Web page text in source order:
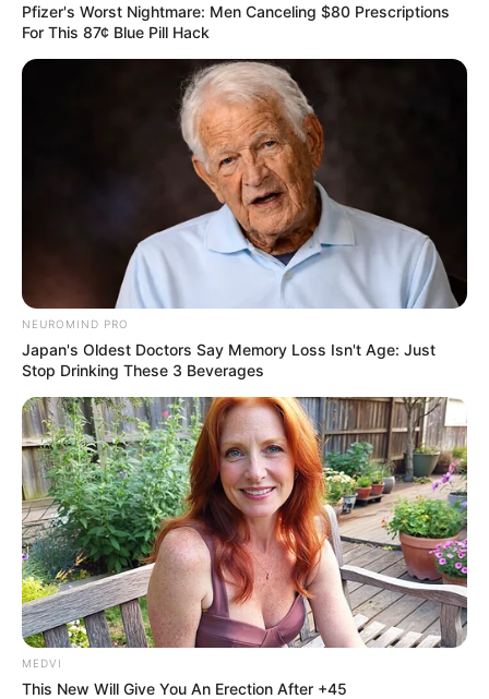
ควรตั้งโต๊ะสำหรับทำงาน ไว้ทางทิศตะวันตก หรือ ทิศ
ตะวันตกเฉียงใต้ ซึ่งเป็นตำแหน่งฮวงจุ้ยที่ดี และจะ
ช่วยให้ท่านผ่านเรื่องร้ายๆ ไปได้อย่างปลอดภัย
ควรตั้งเตียงนอน พัดลม และแอร์ ไว้ทางตำแหน่งทิศ
เหนือ ก็จะช่วยให้เกิดผลดีเพิ่มขึ้นด้วย
ไม่ควรเจาะ ตอก ตกแต่ง ซ่อมแซม ในทิศใต้ และ ทิศ
ตะวันออกเฉียงเหนือ เพราะเป็นทิศร้าย
สีที่ถูกโฉลกในปีนี้ คือ สีฟ้า สีน้ำเงิน และดำ หากท่าน
ใช้สีที่ถูกโฉลกมาตกแต่ง จะส่งผลดีในการปรับเสริม
ดวงชะตาให้ดีขึ้นได้
สีที่ไม่ควรใช้ คือ สีแวววาวแบบโลหะ และสีขาว
ที่มาจาก :อ.มาศ ซินแสฮวงจุ้ยระดับโลก
ดวงชะตา ดูดวง ปีขาล ปีชง ปีชง2559 แก้ชง2559
Pfizer's Worst Nightmare: Men Canceling $80 Prescriptions
For This 87¢ Blue Pill Hack
NEUROMIND PRO
Japan's Oldest Doctors Say Memory Loss Isn't Age: Just
Stop Drinking These 3 Beverages
MEDVI
This New Will Give You An Erection After +45